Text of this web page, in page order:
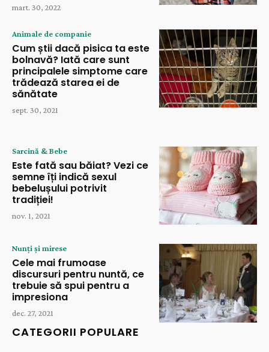
mart. 30, 2022
Animale de companie
Cum știi dacă pisica ta este
bolnavă? Iată care sunt
principalele simptome care
trădează starea ei de
sănătate
sept. 30, 2021
Sarcină & Bebe
Este fată sau băiat? Vezi ce
semne îți indică sexul
bebelușului potrivit
tradiției!
nov. 1, 2021
Nunți și mirese
Cele mai frumoase
discursuri pentru nuntă, ce
trebuie să spui pentru a
impresiona
dec. 27, 2021
CATEGORII POPULARE